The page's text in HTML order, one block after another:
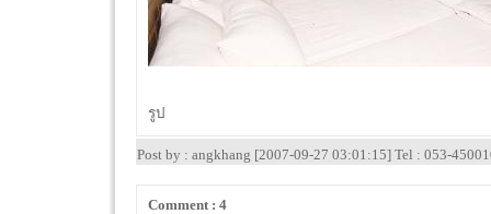
รูป
Post by : angkhang [2007-09-27 03:01:15] Tel : 053-
Comment : 4